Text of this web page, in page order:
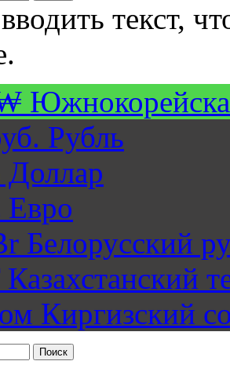
текст,
Рубль
Доллар
Евро
Белорусский
Казахстанский
Киргизский
Поиск